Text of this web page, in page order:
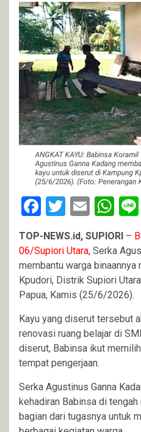
Facebook
Twitter
Email
TOP-NEWS.id, SUPIORI –
06/Supiori Utara, Serka
membantu warga binaannya
Kpudori, Distrik Supiori
Papua, Kamis (25/6/2026).
Kayu yang diserut tersebut
renovasi ruang belajar di
diserut, Babinsa ikut
tempat pengerjaan.
Serka Agustinus Ganna
kehadiran Babinsa di
bagian dari tugasnya untuk